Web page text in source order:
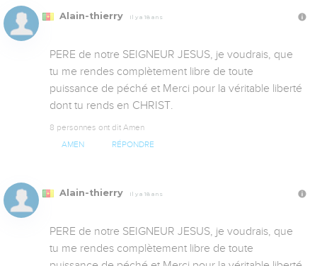
Alain-thierry Il y a 18 ans
PERE de notre SEIGNEUR JESUS, je voudrais, que
tu me rendes complètement libre de toute
puissance de péché et Merci pour la véritable liberté
dont tu rends en CHRIST.
8 personnes ont dit Amen
AMEN RÉPONDRE
Alain-thierry Il y a 18 ans
PERE de notre SEIGNEUR JESUS, je voudrais, que
tu me rendes complètement libre de toute